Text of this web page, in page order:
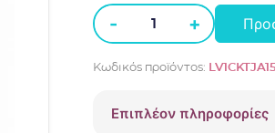
-
Μπλούζα
Klein
LV1CKTJA15
+
Κωδικός προϊόντος:
Επιπλέον πληροφορίες